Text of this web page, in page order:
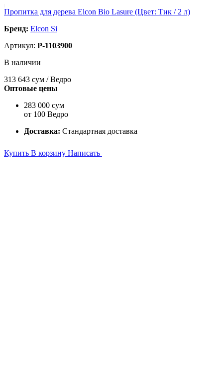
Пропитка для дерева Elcon Bio Lasure (Цвет: Тик / 2 л)
Бренд: Elcon Si
Артикул: P-1103900
В наличии
313 643 сум / Ведро
Оптовые цены
283 000 сум
от 100 Ведро
Доставка: Стандартная доставка
Купить В корзину Написать